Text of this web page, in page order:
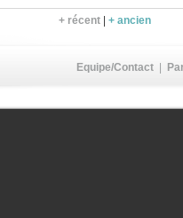
+ récent + ancien
Equipe/Contact